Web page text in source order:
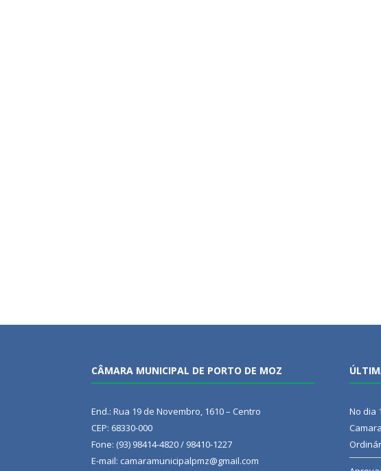
CÂMARA MUNICIPAL DE PORTO DE MOZ
End.: Rua 19 de Novembro, 1610 – Centro
CEP: 68330-000
Fone: (93) 98414-4820 / 98410-1227
E-mail: camaramunicipalpmz@gmail.com
No dia